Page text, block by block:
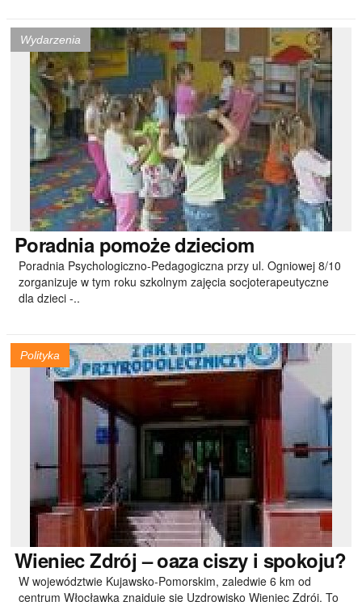
Wydarzenia
Poradniapomoże dzieciom
Poradnia Psychologiczno-Pedagogiczna przy ul. Ogniowej 8/10
zorganizuje w tym roku szkolnym zajęcia socjoterapeutyczne
dla dzieci -..
Polityka
WieniecZdrój – oaza ciszy i spokoju?
W województwie Kujawsko-Pomorskim, zaledwie 6 km od
centrum Włocławka znajduje się Uzdrowisko Wieniec Zdrój. To